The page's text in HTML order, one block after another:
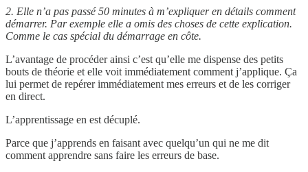
2. Elle n’a pas passé 50 minutes à m’expliquer en détails comment
démarrer. Par exemple elle a omis des choses de cette explication.
Comme le cas spécial du démarrage en côte.
L’avantage de procéder ainsi c’est qu’elle me dispense des petits
bouts de théorie et elle voit immédiatement comment j’applique. Ça
lui permet de repérer immédiatement mes erreurs et de les corriger
en direct.
L’apprentissage en est décuplé.
Parce que j’apprends en faisant avec quelqu’un qui ne me dit
comment apprendre sans faire les erreurs de base.